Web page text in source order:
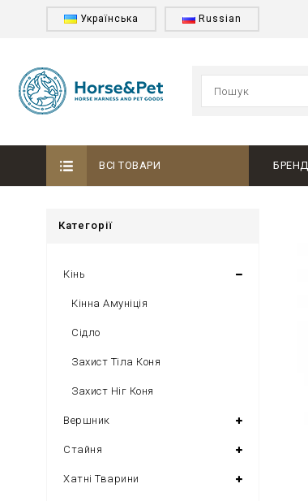
Українська Russian
ВСІ ТОВАРИ
Категорії
Кінь
Кінна Амуніція
Сідло
Захист Тіла Коня
Захист Ніг Коня
Вершник
Стайня
Хатні Тварини